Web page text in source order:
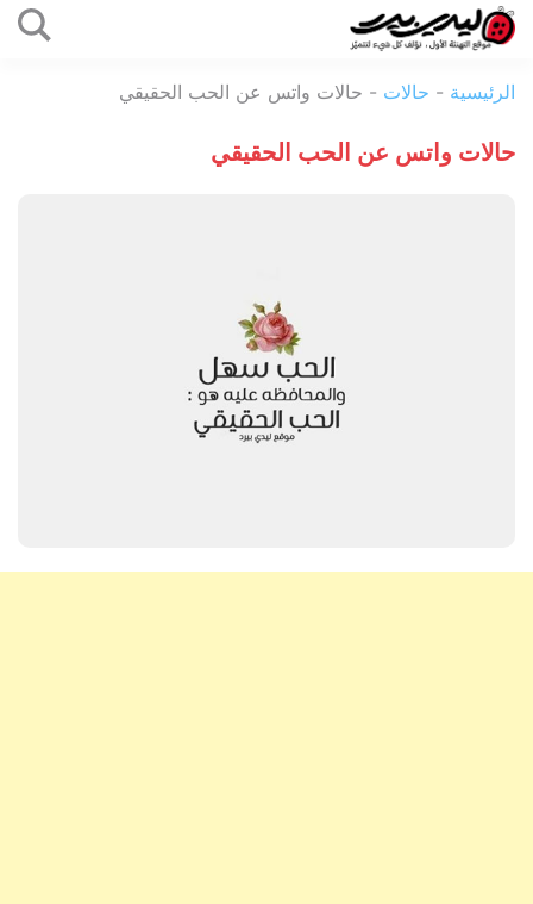
المحتوى
بيرد
الرئيسية - حالات - حالات واتس عن الحب الحقيقي
حالات واتس عن الحب الحقيقي